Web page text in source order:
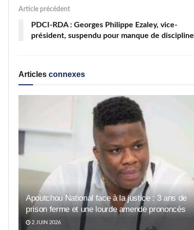
Article précédent
PDCI-RDA : Georges Philippe Ezaley, vice-
président, suspendu pour manque de discipline
Articles connexes
Apoutchou National face à la justice : 3 ans de
prison ferme et une lourde amende prononcés
2 JUIN 2026